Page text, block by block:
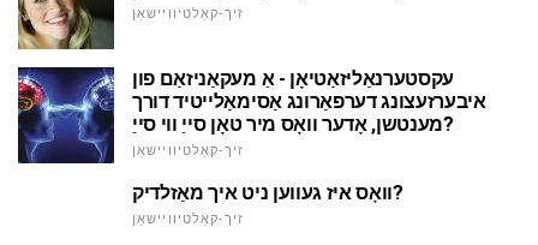
זיך-קאַלטיוויישאַן
עקסטערנאַליזאַטיאָן - אַ מעקאַניזאַם פון
איבערזעצונג דערפאַרונג אַסימאַלייטיד דורך
מענטשן, אָדער וואָס מיר טאָן סייַ ווי סייַ?
זיך-קאַלטיוויישאַן
וואָס איז געווען ניט איך מאַזלדיק?
זיך-קאַלטיוויישאַן